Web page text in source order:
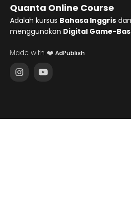
Quanta Online Course
Adalah kursus Bahasa Inggris dan
menggunakan Digital Game-
Made with ❤️ AdPublish